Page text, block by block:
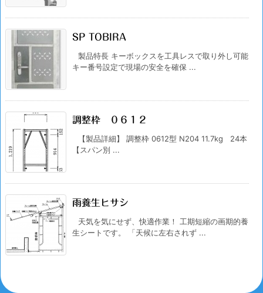
SP TOBIRA
製品特長 キーボックスを工具レスで取り外し可能
キー番号設定で現場の安全を確保 ...
調整枠 ０６１２
【製品詳細】 調整枠 0612型 N204 11.7kg 24本
【スパン別 ...
雨養生ヒサシ
天気を気にせず、快適作業！ 工期短縮の画期的養
生シートです。 「天候に左右されず ...